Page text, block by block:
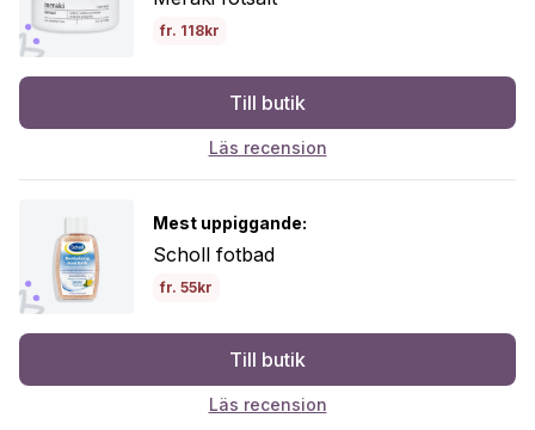
fr. 118kr
Till butik
Läs recension
Mest uppiggande:
Scholl fotbad
fr. 55kr
Till butik
Läs recension